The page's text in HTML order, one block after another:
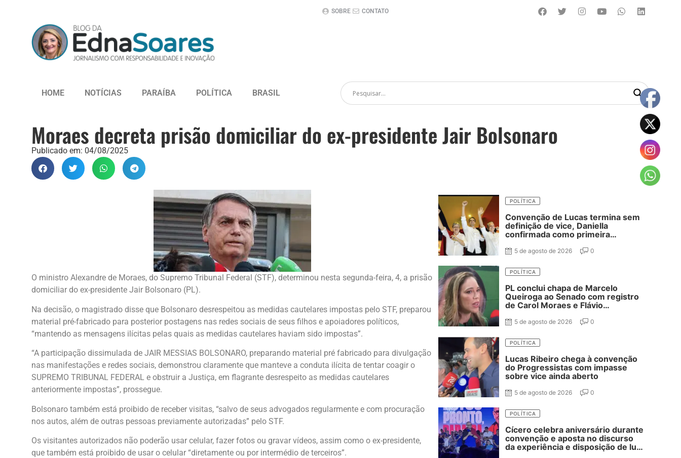
SOBRE CONTATO
HOME NOTÍCIAS PARAÍBA POLÍTICA BRASIL
Moraes decreta prisão domiciliar do ex-presidente Jair Bolsonaro
Publicado em: 04/08/2025
O ministro Alexandre de Moraes, do Supremo Tribunal Federal (STF), determinou nesta segunda-feira, 4, a prisão
domiciliar do ex-presidente Jair Bolsonaro (PL).
Na decisão, o magistrado disse que Bolsonaro desrespeitou as medidas cautelares impostas pelo STF, preparou
material pré-fabricado para posterior postagens nas redes sociais de seus filhos e apoiadores políticos,
“mantendo as mensagens ilícitas pelas quais as medidas cautelares haviam sido impostas”.
“A participação dissimulada de JAIR MESSIAS BOLSONARO, preparando material pré fabricado para divulgação
nas manifestações e redes sociais, demonstrou claramente que manteve a conduta ilícita de tentar coagir o
SUPREMO TRIBUNAL FEDERAL e obstruir a Justiça, em flagrante desrespeito as medidas cautelares
anteriormente impostas”, prossegue.
Bolsonaro também está proibido de receber visitas, “salvo de seus advogados regularmente e com procuração
nos autos, além de outras pessoas previamente autorizadas” pelo STF.
Os visitantes autorizados não poderão usar celular, fazer fotos ou gravar vídeos, assim como o ex-presidente,
que também está proibido de usar o celular “diretamente ou por intermédio de terceiros”.
POLÍTICA
Convenção de Lucas termina sem
definição de vice, Daniella
confirmada como primeira
Adriano Galdino
5 de agosto de 2026 0
POLÍTICA
PL conclui chapa de Marcelo
Queiroga ao Senado com registro
de Carol Moraes e Flávio
5 de agosto de 2026 0
POLÍTICA
Lucas Ribeiro chega à convenção
do Progressistas com impasse
sobre vice ainda aberto
5 de agosto de 2026 0
POLÍTICA
Cícero celebra aniversário durante
convenção e aposta no discurso
da experiência e disposição de luta